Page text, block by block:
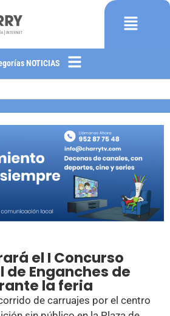
NOTICIAS
el I Concurso
Enganches de
la feria
de carruajes por el centro